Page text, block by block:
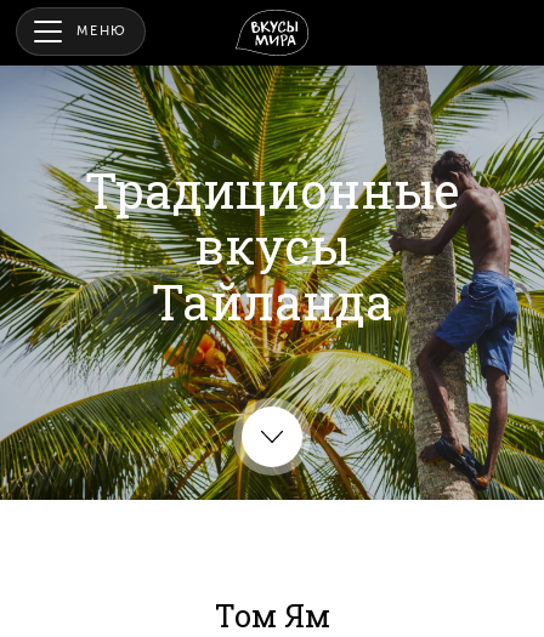
МЕНЮ
Традиционные
вкусы
Тайланда
Том Ям